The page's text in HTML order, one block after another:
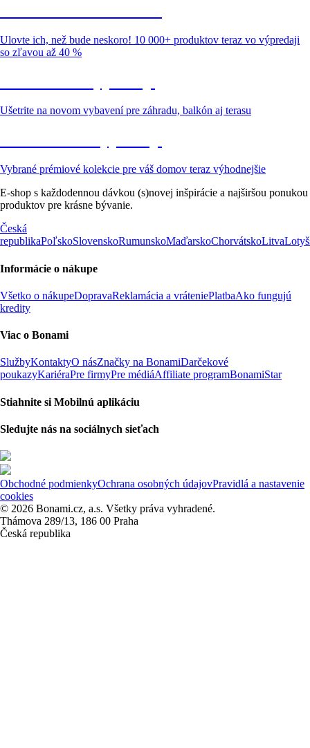
Ulovte ich, než bude neskoro! 10 000+ produktov teraz vo výpredaji
so zľavou až 40 %
Ušetrite na novom vybavení pre záhradu, balkón aj terasu
Vybrané prémiové kolekcie pre váš domov teraz výhodnejšie
E-shop s každodennou dávkou (s)novej inšpirácie a najširšou ponukou
produktov pre krásne bývanie.
Česká
republikaPoľskoSlovenskoRumunskoMaďarskoChorvátskoLitva
Informácie o nákupe
Všetko o nákupeDopravaReklamácia a vráteniePlatbaAko fungujú
kredity
Viac o Bonami
SlužbyKontaktyO násZnačky na BonamiDarčekové
poukazyKariéraPre firmyPre médiáAffiliate programBonamiStar
Stiahnite si Mobilnú aplikáciu
Sledujte nás na sociálnych sieťach
Obchodné podmienkyOchrana osobných údajovPravidlá a nastavenie
cookies
© 2026 Bonami.cz, a.s. Všetky práva vyhradené.
Thámova 289/13, 186 00 Praha
Česká republika